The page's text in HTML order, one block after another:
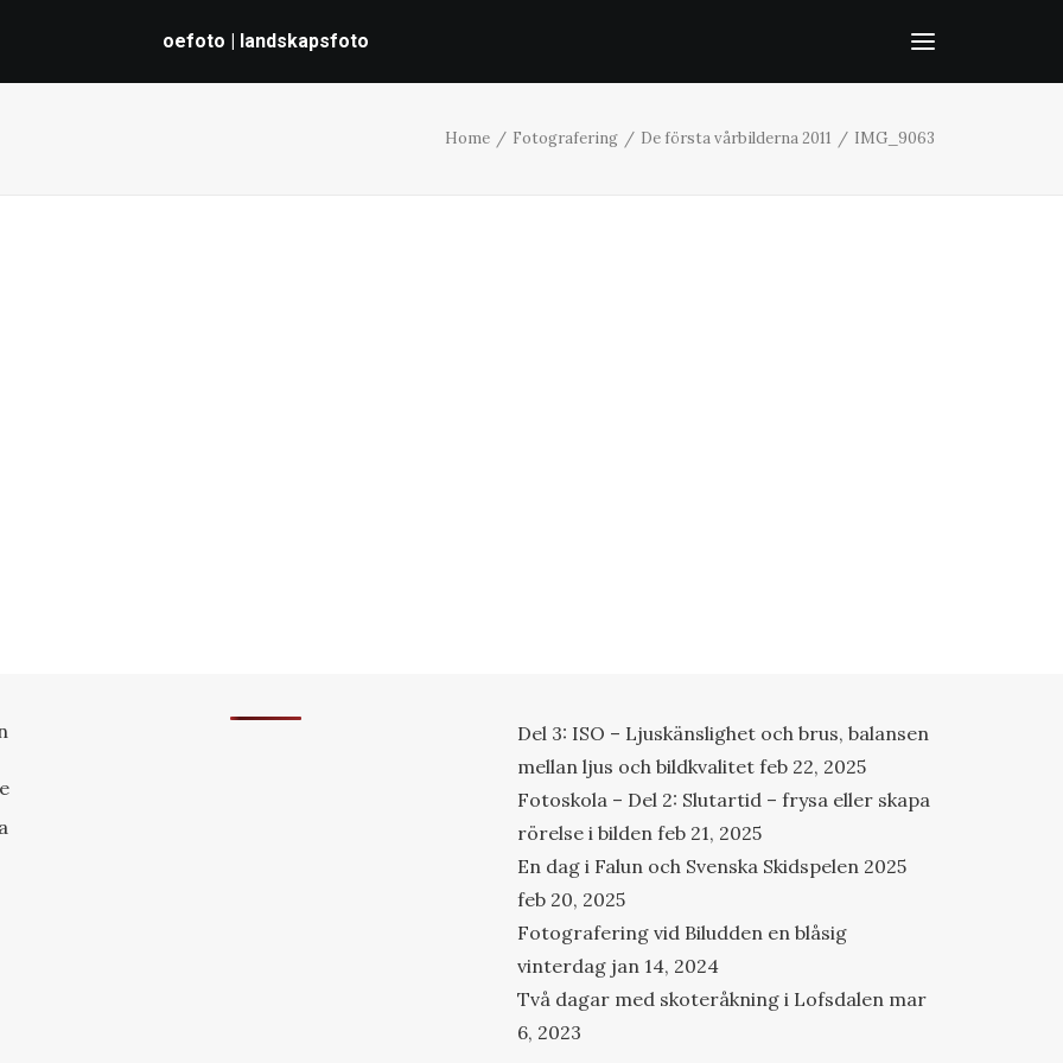
oefoto | landskapsfoto
Home Fotografering De första vårbilderna 2011 IMG_9063
Del 3: ISO – Ljuskänslighet och brus, balansen
mellan ljus och bildkvalitet feb 22, 2025
Fotoskola – Del 2: Slutartid – frysa eller skapa
rörelse i bilden feb 21, 2025
En dag i Falun och Svenska Skidspelen 2025
feb 20, 2025
Fotografering vid Biludden en blåsig
vinterdag jan 14, 2024
Två dagar med skoteråkning i Lofsdalen mar
6, 2023